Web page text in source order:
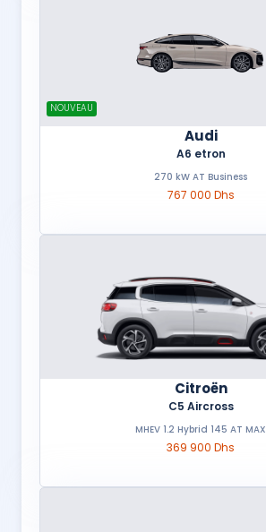
NOUVEAU
Audi
A6 etron
270 kW AT Business
767 000 Dhs
Citroën
C5 Aircross
MHEV 1.2 Hybrid 145 AT MAX
369 900 Dhs